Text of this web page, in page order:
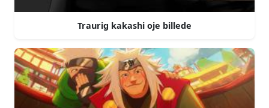
Traurig kakashi oje billede